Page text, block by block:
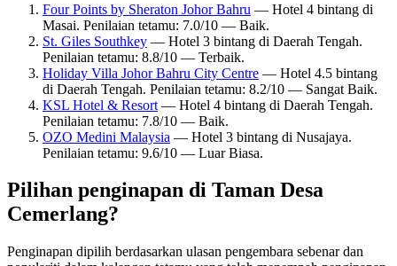
Four Points by Sheraton Johor Bahru — Hotel 4 bintang di
Masai. Penilaian tetamu: 7.0/10 — Baik.
St. Giles Southkey — Hotel 3 bintang di Daerah Tengah.
Penilaian tetamu: 8.8/10 — Terbaik.
Holiday Villa Johor Bahru City Centre — Hotel 4.5 bintang
di Daerah Tengah. Penilaian tetamu: 8.2/10 — Sangat Baik.
KSL Hotel & Resort — Hotel 4 bintang di Daerah Tengah.
Penilaian tetamu: 7.8/10 — Baik.
OZO Medini Malaysia — Hotel 3 bintang di Nusajaya.
Penilaian tetamu: 9.6/10 — Luar Biasa.
Pilihan penginapan di Taman Desa
Cemerlang?
Penginapan dipilih berdasarkan ulasan pengembara sebenar dan